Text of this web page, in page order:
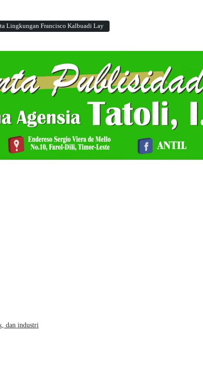
Lingkungan Francisco Kalbuadi Lay
dan industri